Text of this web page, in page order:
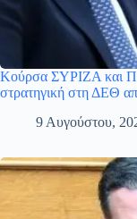
Κούρσα ΣΥΡΙΖΑ και
στρατηγική στη ΔΕΘ
9 Αυγούστου,